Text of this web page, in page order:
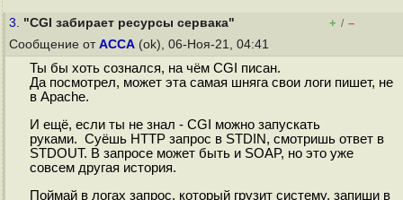
3. "CGI забирает ресурсы сервака" + / –
Сообщение от ACCA (ok), 06-Ноя-21, 04:41
Ты бы хоть сознался, на чём CGI писан.
Да посмотрел, может эта самая шняга свои логи пишет, не
в Apache.
И ещё, если ты не знал - CGI можно запускать
руками. Cуёшь HTTP запрос в STDIN, смотришь ответ в
STDOUT. В запросе может быть и SOAP, но это уже
совсем другая история.
Поймай в логах запрос, который грузит систему, запиши в